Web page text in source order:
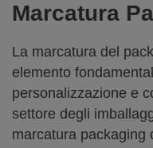
Marcatura
La marcatura del
elemento
personalizzazione e
settore degli
marcatura packaging